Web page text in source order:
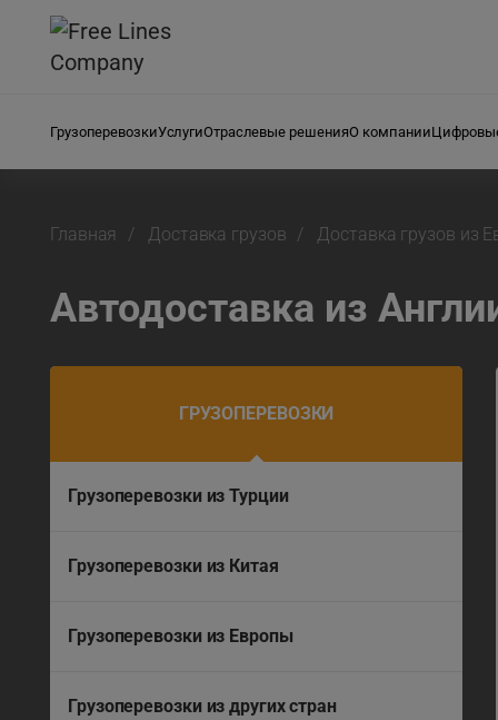
ГрузоперевозкиУслугиОтраслевые решенияО компании
Главная Доставка грузов Доставка грузов из
Автодоставка из
ГРУЗОПЕРЕВОЗКИ
Грузоперевозки из Турции
Грузоперевозки из Китая
Грузоперевозки из Европы
Грузоперевозки из других стран